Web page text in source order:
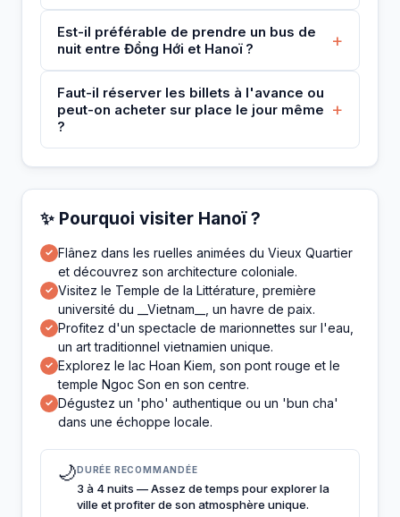
Est-il préférable de prendre un bus de
nuit entre Đồng Hới et Hanoï ?
+
Faut-il réserver les billets à l'avance ou
peut-on acheter sur place le jour même
?
+
✨ Pourquoi visiter Hanoï ?
✓ Flânez dans les ruelles animées du Vieux Quartier
et découvrez son architecture coloniale.
✓ Visitez le Temple de la Littérature, première
université du __Vietnam__, un havre de paix.
✓ Profitez d'un spectacle de marionnettes sur l'eau,
un art traditionnel vietnamien unique.
✓ Explorez le lac Hoan Kiem, son pont rouge et le
temple Ngoc Son en son centre.
✓ Dégustez un 'pho' authentique ou un 'bun cha'
dans une échoppe locale.
🌙DURÉE RECOMMANDÉE
3 à 4 nuits — Assez de temps pour explorer la
ville et profiter de son atmosphère unique.